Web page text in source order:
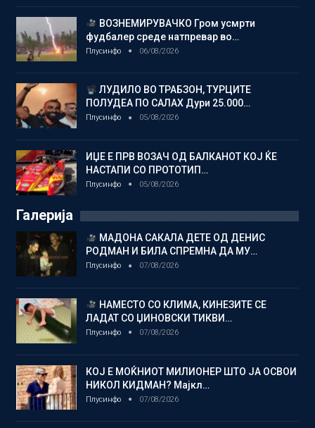
ВОЗНЕМИРУВАЧКО Гром усмрти
фудбалер среде натпревар во…
Плусинфо 06/08/2026
ЛУДИЛО ВО ТРАБЗОН, ТУРЦИТЕ
ПОЛУДЕА ПО САЛАХ Дури 25.000…
Плусинфо 05/08/2026
ИЏЕ Е ПРВ ВОЗАЧ ОД БАЛКАНОТ КОЈ ЌЕ
НАСТАПИ СО ПРОТОТИП…
Плусинфо 05/08/2026
Галерија
МАДОНА САКАЛА ДЕТЕ ОД ДЕНИС
РОДМАН И БИЛА СПРЕМНА ДА МУ…
Плусинфо 07/08/2026
НАМЕСТО СО КЛИМА, КИНЕЗИТЕ СЕ
ЛАДАТ СО ЏИНОВСКИ ТИКВИ…
Плусинфо 07/08/2026
КОЈ Е МОЌНИОТ МИЛИОНЕР ШТО ЈА ОСВОИ
НИКОЛ КИДМАН? Мајкл…
Плусинфо 07/08/2026